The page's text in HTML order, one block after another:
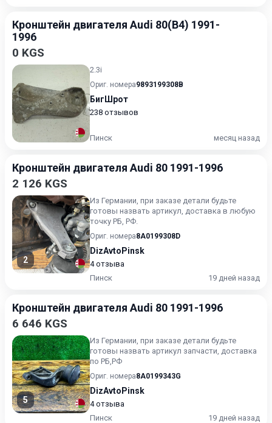
Кронштейн двигателя Audi 80(B4) 1991-
1996
0 KGS
2.3i
Ориг. номера9893199308B
БигШрот
238 отзывов
Пинск месяц назад
Кронштейн двигателя Audi 80 1991-1996
2 126 KGS
2
Из Германии, при заказе детали будьте
готовы назвать артикул, доставка в любую
точку РБ, РФ.
Ориг. номера8A0199308D
DizAvtoPinsk
4 отзыва
Пинск
19 дней назад
Кронштейн двигателя Audi 80 1991-1996
6 646 KGS
5
Из Германии, при заказе детали будьте
готовы назвать артикул запчасти, доставка
по РБ,РФ
Ориг. номера8A0199343G
DizAvtoPinsk
4 отзыва
Пинск
19 дней назад